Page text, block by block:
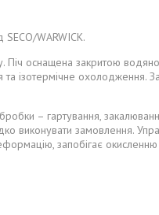
WARWICK.
Піч оснащена закритою
ізотермічне
– гартування,
виконувати замовлення.
запобігає